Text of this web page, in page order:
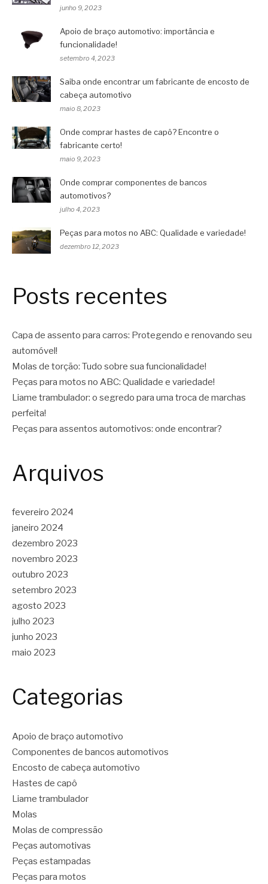
junho 9, 2023
Apoio de braço automotivo: importância e
funcionalidade!
setembro 4, 2023
Saiba onde encontrar um fabricante de encosto de
cabeça automotivo
maio 8, 2023
Onde comprar hastes de capô? Encontre o
fabricante certo!
maio 9, 2023
Onde comprar componentes de bancos
automotivos?
julho 4, 2023
Peças para motos no ABC: Qualidade e variedade!
dezembro 12, 2023
Posts recentes
Capa de assento para carros: Protegendo e renovando seu
automóvel!
Molas de torção: Tudo sobre sua funcionalidade!
Peças para motos no ABC: Qualidade e variedade!
Liame trambulador: o segredo para uma troca de marchas
perfeita!
Peças para assentos automotivos: onde encontrar?
Arquivos
fevereiro 2024
janeiro 2024
dezembro 2023
novembro 2023
outubro 2023
setembro 2023
agosto 2023
julho 2023
junho 2023
maio 2023
Categorias
Apoio de braço automotivo
Componentes de bancos automotivos
Encosto de cabeça automotivo
Hastes de capô
Liame trambulador
Molas
Molas de compressão
Peças automotivas
Peças estampadas
Peças para motos